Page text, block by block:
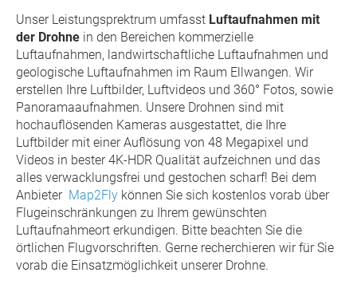
Unser Leistungsprektrum umfasst Luftaufnahmen mit
der Drohne in den Bereichen kommerzielle
Luftaufnahmen, landwirtschaftliche Luftaufnahmen und
geologische Luftaufnahmen im Raum Ellwangen. Wir
erstellen Ihre Luftbilder, Luftvideos und 360° Fotos, sowie
Panoramaaufnahmen. Unsere Drohnen sind mit
hochauflösenden Kameras ausgestattet, die Ihre
Luftbilder mit einer Auflösung von 48 Megapixel und
Videos in bester 4K-HDR Qualität aufzeichnen und das
alles verwacklungsfrei und gestochen scharf! Bei dem
Anbieter Map2Fly können Sie sich kostenlos vorab über
Flugeinschränkungen zu Ihrem gewünschten
Luftaufnahmeort erkundigen. Bitte beachten Sie die
örtlichen Flugvorschriften. Gerne recherchieren wir für Sie
vorab die Einsatzmöglichkeit unserer Drohne.